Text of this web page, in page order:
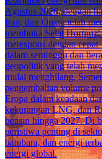
Agustus 2026, dengan
Iran, dan Oman telah
membuka Selat
merespons dengan
dalam seminggu dan
geopolitik yang telah
mulai menghilang.
pengembalian volume
Eropa dalam keadaan
kekurangan LNG, dan
bensin hingga 2027. Di
peristiwa penting di
batubara, dan energi
energi global.